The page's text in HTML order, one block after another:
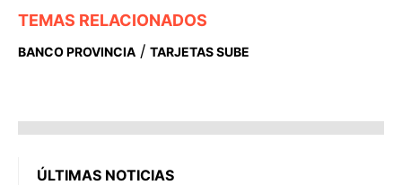
TEMAS RELACIONADOS
BANCO PROVINCIA / TARJETAS SUBE
ÚLTIMAS NOTICIAS